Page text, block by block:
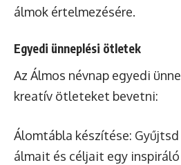
álmok értelmezésére.
Egyedi ünneplési ötletek
Az Álmos névnap egyedi
kreatív ötleteket bevetni:
Álomtábla készítése:
álmait és céljait egy